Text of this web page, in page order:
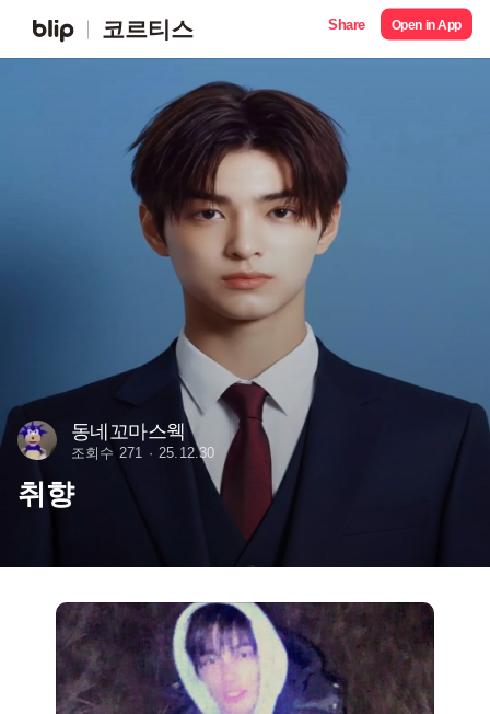
코르티스 Share Open in App
동네꼬마스웩
조회수 271 25.12.30
취향